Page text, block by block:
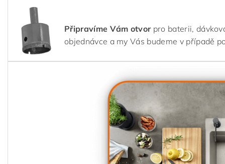
Připravíme Vám otvorpro baterii,
objednávce a my Vás budeme v případě